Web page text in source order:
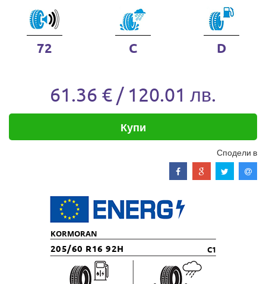
72 C D
61.36 € / 120.01 лв.
Купи
Сподели в
KORMORAN
205/60 R16 92H C1